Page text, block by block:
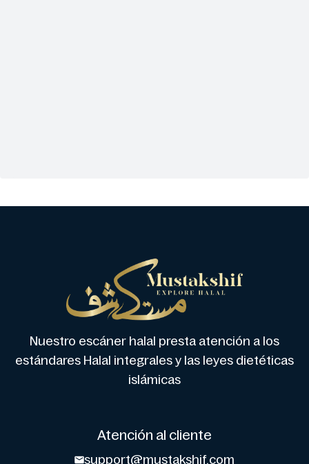
Nuestro escáner halal presta atención a los
estándares Halal integrales y las leyes dietéticas
islámicas
Atención al cliente
support@mustakshif.com